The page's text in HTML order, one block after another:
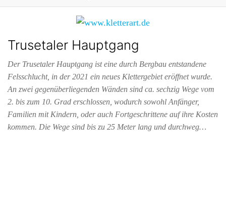
Trusetaler Hauptgang
Der Trusetaler Hauptgang ist eine durch Bergbau entstandene
Felsschlucht, in der 2021 ein neues Klettergebiet eröffnet wurde.
An zwei gegenüberliegenden Wänden sind ca. sechzig Wege vom
2. bis zum 10. Grad erschlossen, wodurch sowohl Anfänger,
Familien mit Kindern, oder auch Fortgeschrittene auf ihre Kosten
kommen. Die Wege sind bis zu 25 Meter lang und durchweg…